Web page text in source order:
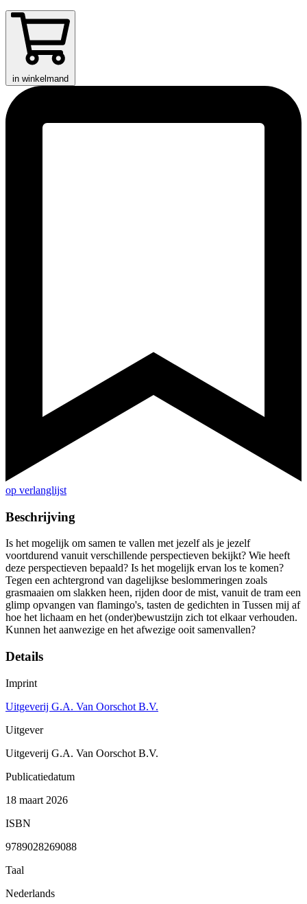
in winkelmand
op verlanglijst
Beschrijving
Is het mogelijk om samen te vallen met jezelf als je jezelf
voortdurend vanuit verschillende perspectieven bekijkt? Wie heeft
deze perspectieven bepaald? Is het mogelijk ervan los te komen?
Tegen een achtergrond van dagelijkse beslommeringen zoals
grasmaaien om slakken heen, rijden door de mist, vanuit de tram een
glimp opvangen van flamingo's, tasten de gedichten in Tussen mij af
hoe het lichaam en het (onder)bewustzijn zich tot elkaar verhouden.
Kunnen het aanwezige en het afwezige ooit samenvallen?
Details
Imprint
Uitgeverij G.A. Van Oorschot B.V.
Uitgever
Uitgeverij G.A. Van Oorschot B.V.
Publicatiedatum
18 maart 2026
ISBN
9789028269088
Taal
Nederlands